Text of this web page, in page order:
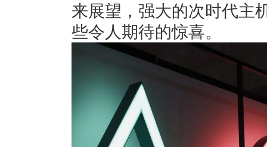
来展望，强大的次时代主
些令人期待的惊喜。